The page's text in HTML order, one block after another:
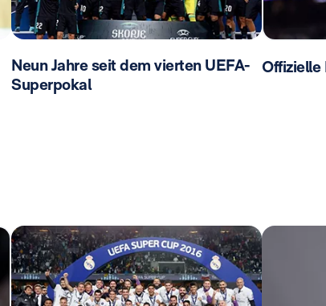
Neun Jahre seit dem vierten UEFA-
Superpokal